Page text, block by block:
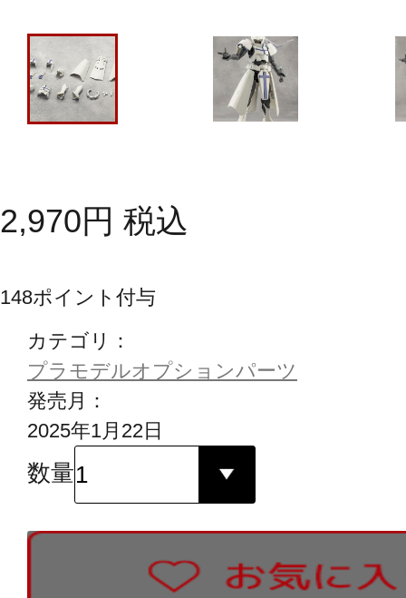
2,970円 税込
148ポイント付与
カテゴリ：
プラモデルオプションパーツ
発売月：
2025年1月22日
数量